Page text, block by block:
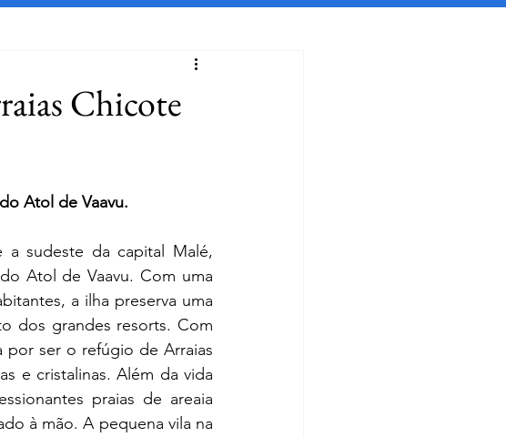
Chicote
Atol de Vaavu.
a sudeste da capital Malé,
Atol de Vaavu. Com uma
a ilha preserva uma
dos grandes resorts. Com
por ser o refúgio de Arraias
e cristalinas. Além da vida
praias de areaia
à mão. A pequena vila na